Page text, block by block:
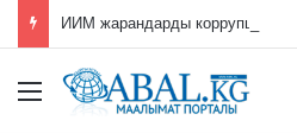
ИИМ жарандарды коррупция
Меню